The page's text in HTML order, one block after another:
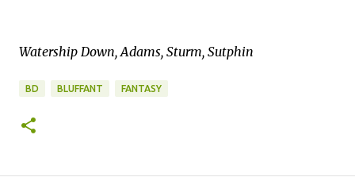
Watership Down, Adams, Sturm, Sutphin
BD BLUFFANT FANTASY